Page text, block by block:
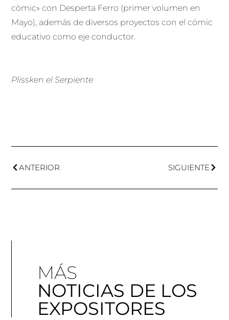
còmic» con Desperta Ferro (primer volumen en
Mayo), además de diversos proyectos con el cómic
educativo como eje conductor.
Plissken el Serpiente
ANTERIOR SIGUIENTE
MÁS
NOTICIAS DE LOS
EXPOSITORES